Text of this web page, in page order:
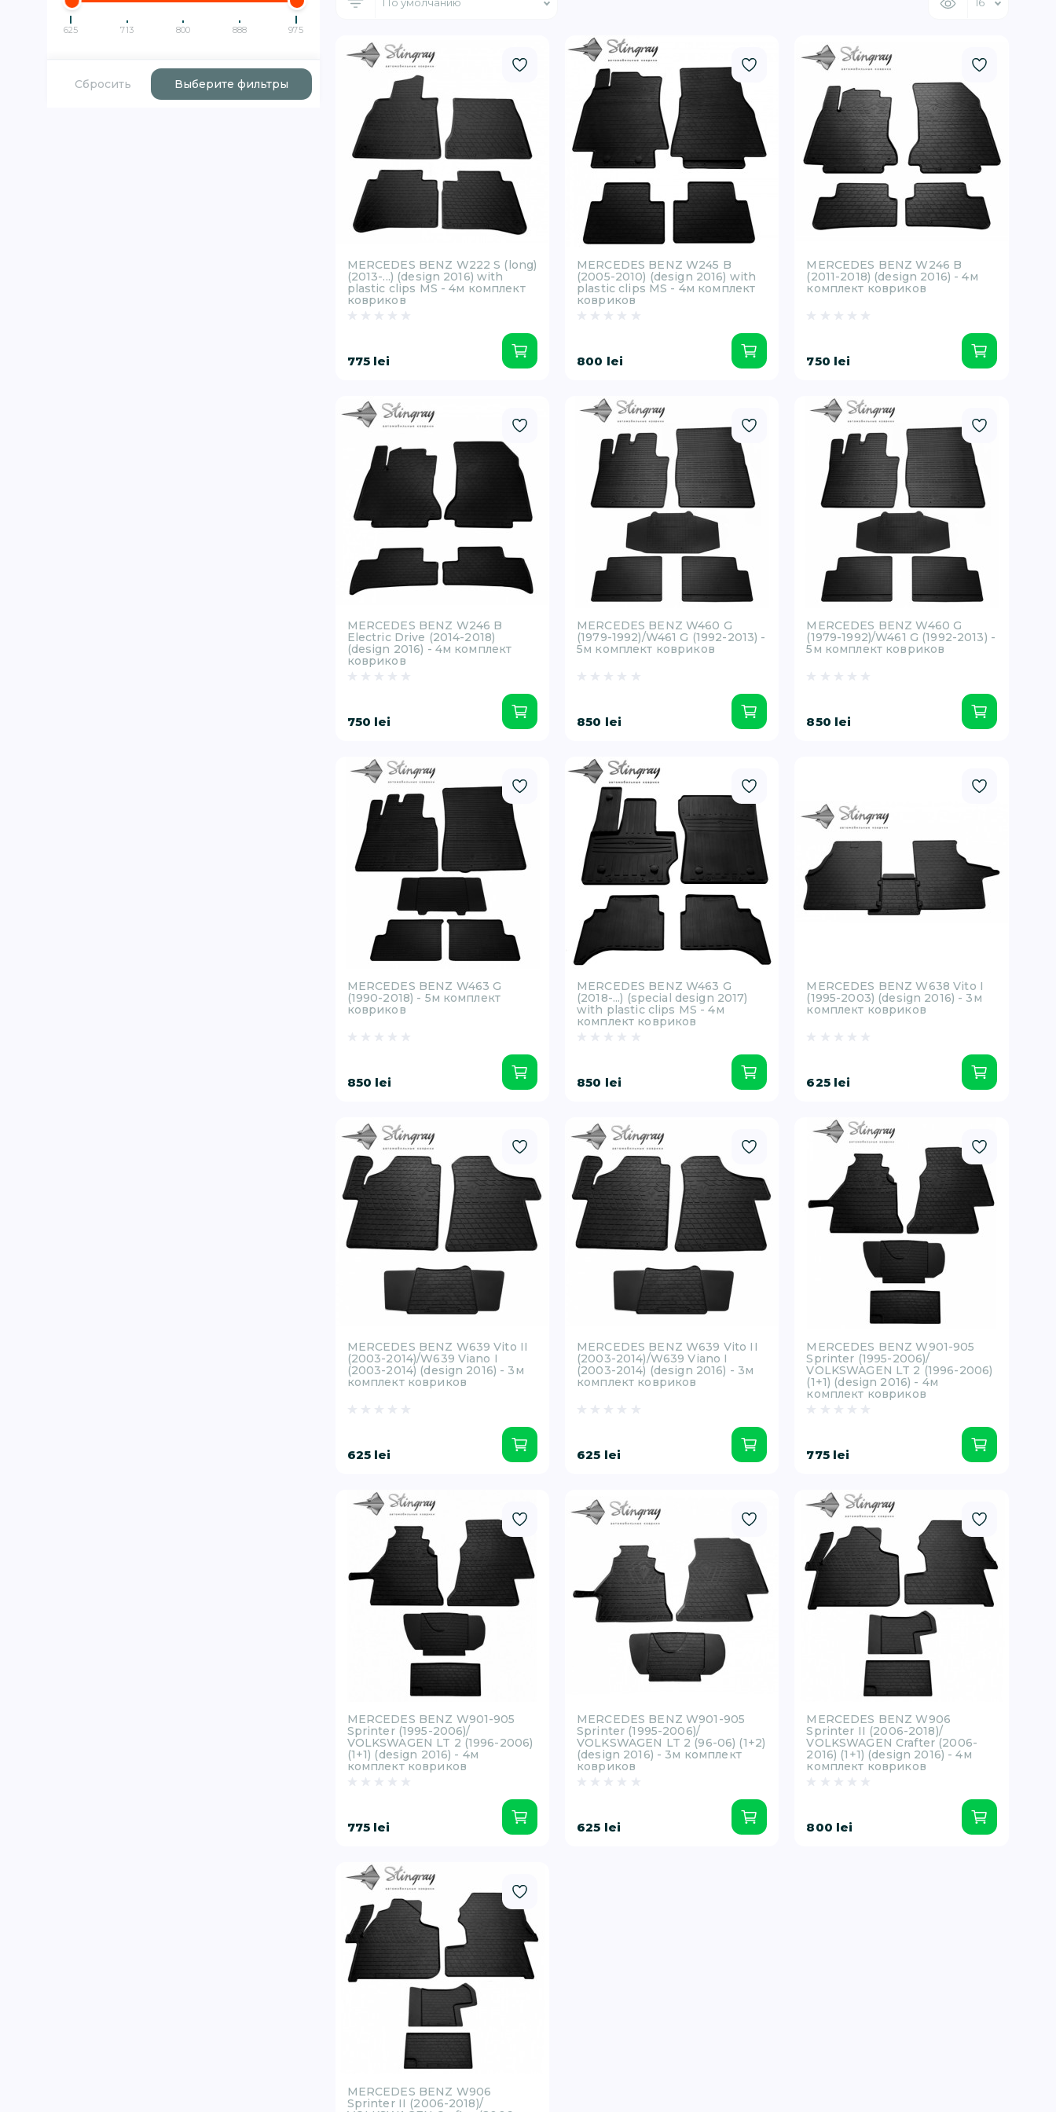
625 713 800 888 975
Сбросить Выберите фильтры
MERCEDES BENZ W222 S (long)
(2013-...) (design 2016) with
plastic clips MS - 4м комплект
ковриков
775 lei
MERCEDES BENZ W245 B
(2005-2010) (design 2016) with
plastic clips MS - 4м комплект
ковриков
800 lei
MERCEDES BENZ W246 B
(2011-2018) (design 2016) - 4м
комплект ковриков
750 lei
MERCEDES BENZ W246 B
Electric Drive (2014-2018)
(design 2016) - 4м комплект
ковриков
750 lei
MERCEDES BENZ W460 G
(1979-1992)/W461 G (1992-2013) -
5м комплект ковриков
850 lei
MERCEDES BENZ W460 G
(1979-1992)/W461 G (1992-2013) -
5м комплект ковриков
850 lei
MERCEDES BENZ W463 G
(1990-2018) - 5м комплект
ковриков
850 lei
MERCEDES BENZ W463 G
(2018-...) (special design 2017)
with plastic clips MS - 4м
комплект ковриков
850 lei
MERCEDES BENZ W638 Vito I
(1995-2003) (design 2016) - 3м
комплект ковриков
625 lei
MERCEDES BENZ W639 Vito II
(2003-2014)/W639 Viano I
(2003-2014) (design 2016) - 3м
комплект ковриков
625 lei
MERCEDES BENZ W639 Vito II
(2003-2014)/W639 Viano I
(2003-2014) (design 2016) - 3м
комплект ковриков
625 lei
MERCEDES BENZ W901-905
Sprinter (1995-2006)/
VOLKSWAGEN LT 2 (1996-2006)
(1+1) (design 2016) - 4м
комплект ковриков
775 lei
MERCEDES BENZ W901-905
Sprinter (1995-2006)/
VOLKSWAGEN LT 2 (1996-2006)
(1+1) (design 2016) - 4м
комплект ковриков
775 lei
MERCEDES BENZ W901-905
Sprinter (1995-2006)/
VOLKSWAGEN LT 2 (96-06) (1+2)
(design 2016) - 3м комплект
ковриков
625 lei
MERCEDES BENZ W906
Sprinter II (2006-2018)/
VOLKSWAGEN Crafter (2006-
2016) (1+1) (design 2016) - 4м
комплект ковриков
800 lei
MERCEDES BENZ W906
Sprinter II (2006-2018)/